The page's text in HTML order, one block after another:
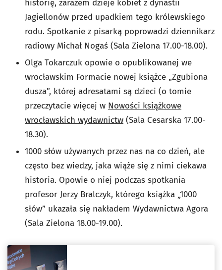
historię, zarazem dzieje kobiet z dynastii
Jagiellonów przed upadkiem tego królewskiego
rodu. Spotkanie z pisarką poprowadzi dziennikarz
radiowy Michał Nogaś (Sala Zielona 17.00-18.00).
Olga Tokarczuk opowie o opublikowanej we
wrocławskim Formacie nowej książce „Zgubiona
dusza”, której adresatami są dzieci (o tomie
przeczytacie więcej w Nowości książkowe
wrocławskich wydawnictw (Sala Cesarska 17.00-
18.30).
1000 słów używanych przez nas na co dzień, ale
często bez wiedzy, jaka wiąże się z nimi ciekawa
historia. Opowie o niej podczas spotkania
profesor Jerzy Bralczyk, którego książka „1000
słów” ukazała się nakładem Wydawnictwa Agora
(Sala Zielona 18.00-19.00).